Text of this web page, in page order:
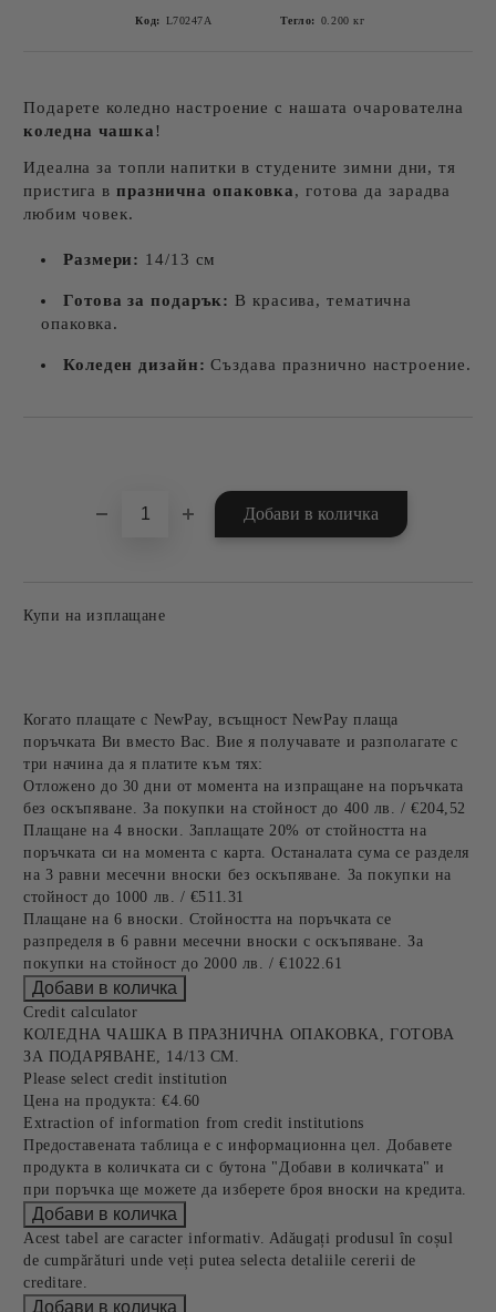
Код: L70247A Тегло: 0.200 кг
Подарете коледно настроение с нашата очарователна
коледна чашка!
Идеална за топли напитки в студените зимни дни, тя
пристига в празнична опаковка, готова да зарадва
любим човек.
Размери: 14/13 см
Готова за подарък: В красива, тематична
опаковка.
Коледен дизайн: Създава празнично настроение.
Купи на изплащане
Когато плащате с NewPay, всъщност NewPay плаща
поръчката Ви вместо Вас. Вие я получавате и разполагате с
три начина да я платите към тях:
Отложено до 30 дни от момента на изпращане на поръчката
без оскъпяване. За покупки на стойност до 400 лв. / €204,52
Плащане на 4 вноски. Заплащате 20% от стойността на
поръчката си на момента с карта. Останалата сума се разделя
на 3 равни месечни вноски без оскъпяване. За покупки на
стойност до 1000 лв. / €511.31
Плащане на 6 вноски. Стойността на поръчката се
разпределя в 6 равни месечни вноски с оскъпяване. За
покупки на стойност до 2000 лв. / €1022.61
Credit calculator
КОЛЕДНА ЧАШКА В ПРАЗНИЧНА ОПАКОВКА, ГОТОВА
ЗА ПОДАРЯВАНЕ, 14/13 СМ.
Please select credit institution
Цена на продукта: €4.60
Extraction of information from credit institutions
Предоставената таблица е с информационна цел. Добавете
продукта в количката си с бутона "Добави в количката" и
при поръчка ще можете да изберете броя вноски на кредита.
Acest tabel are caracter informativ. Adăugați produsul în coșul
de cumpărături unde veți putea selecta detaliile cererii de
creditare.